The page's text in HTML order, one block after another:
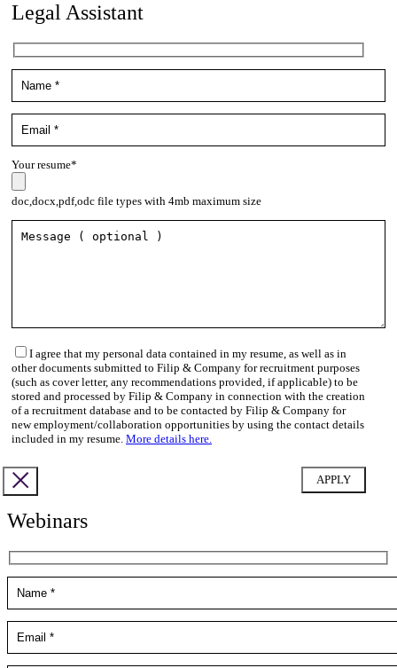
Legal Assistant
Your resume*
doc,docx,pdf,odc file types with 4mb maximum size
I agree that my personal data contained in my resume, as well as in
other documents submitted to Filip & Company for recruitment purposes
(such as cover letter, any recommendations provided, if applicable) to be
stored and processed by Filip & Company in connection with the creation
of a recruitment database and to be contacted by Filip & Company for
new employment/collaboration opportunities by using the contact details
included in my resume. More details here.
Webinars